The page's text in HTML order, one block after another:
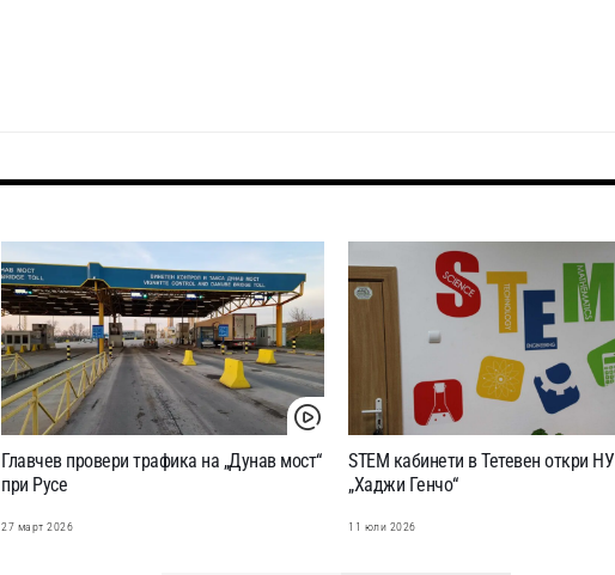
Главчев провери трафика на „Дунав мост“
при Русе
27 март 2026
STEM кабинети в Тетевен откри НУ
„Хаджи Генчо“
11 юли 2026